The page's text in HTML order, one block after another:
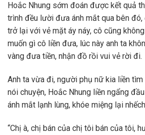
Hoắc Nhung sớm đoán được kết quả
trình đều lười đưa ánh mắt qua bên
trở lại với vẻ mặt áy náy, cô cũng
muốn gì cô liền đưa, lúc này anh ta
vàng đưa tiền, nhận đồ rồi vui vẻ rời đi.
Anh ta vừa đi, người phụ nữ kia liền
nói chuyện, Hoắc Nhung liền ngẩng
ánh mắt lạnh lùng, khóe miệng lại
“Chị à, chị bán của chị tôi bán của tôi,